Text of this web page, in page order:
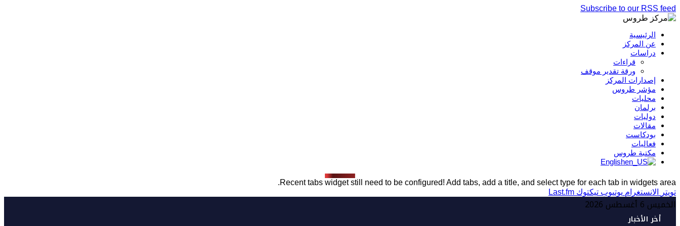
Subscribe to our RSS feed
الرئيسية
عن المركز
دراسات
قراءات
ورقة تقدير موقف
إصدارات المركز
مؤشر طروس
محليات
برلمان
دوليات
مقالات
بودكاست
فعاليات
مكتبة طروس
English
Recent tabs widget still need to be configured! Add tabs, add a title, and select type for each tab in widgets area.
تويتر
الانستغرام يوتيوب تيكتوك Last.fm
الخميس 6 أغسطس 2026
أخر الأخبار